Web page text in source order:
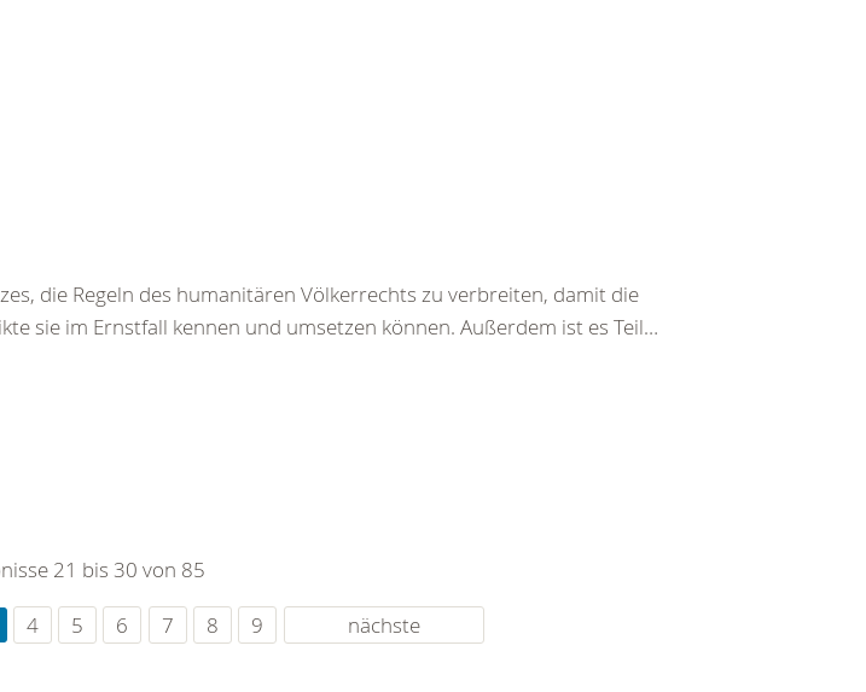
die Regeln des humanitären Völkerrechts zu verbreiten, damit die
sie im Ernstfall kennen und umsetzen können. Außerdem ist es Teil…
21 bis 30 von 85
4 5 6 7 8 9 nächste